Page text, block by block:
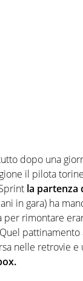
dopo una
il pilota
la partenza
in gara) ha
rimontare
nelle retrovie